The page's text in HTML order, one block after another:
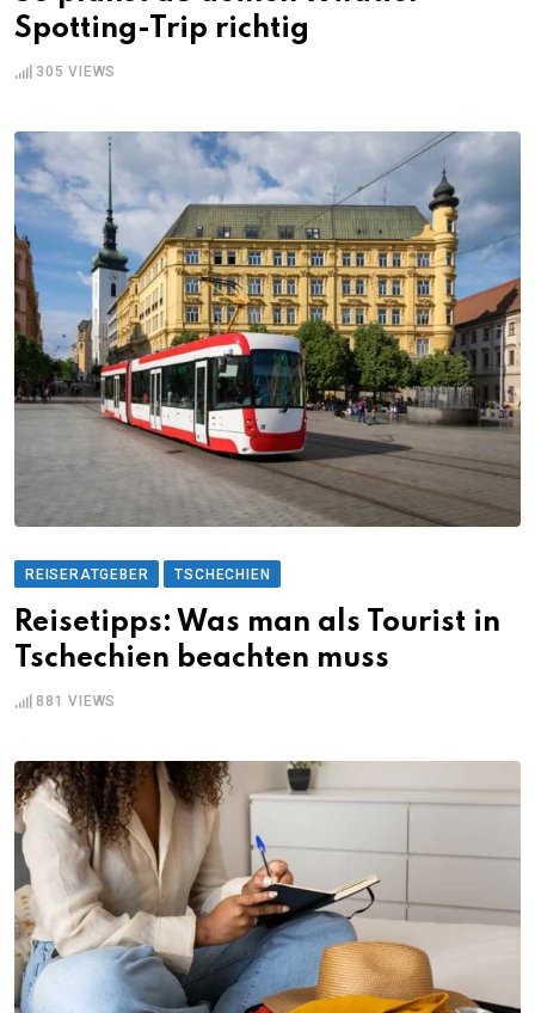
Spotting-Trip richtig
305 VIEWS
REISERATGEBER TSCHECHIEN
Reisetipps: Was man als Tourist in
Tschechien beachten muss
881 VIEWS